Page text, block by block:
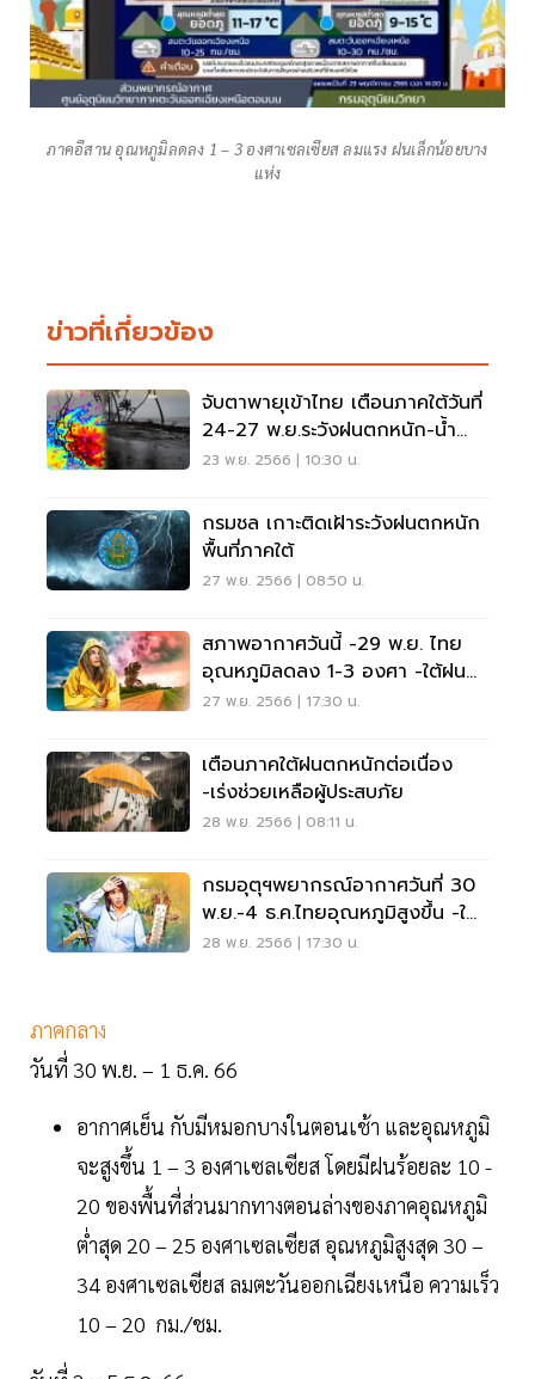
ภาคอีสาน อุณหภูมิลดลง 1 – 3 องศาเซลเซียส ลมแรง ฝนเล็กน้อยบาง
แห่ง
ข่าวที่เกี่ยวข้อง
จับตาพายุเข้าไทย เตือนภาคใต้วันที่
24-27 พ.ย.ระวังฝนตกหนัก-น้ำ
ท่วม
23 พ.ย. 2566 | 10:30 น.
กรมชล เกาะติดเฝ้าระวังฝนตกหนัก
พื้นที่ภาคใต้
27 พ.ย. 2566 | 08:50 น.
สภาพอากาศวันนี้ -29 พ.ย. ไทย
อุณหภูมิลดลง 1-3 องศา -ใต้ฝน
ตกหนัก
27 พ.ย. 2566 | 17:30 น.
เตือนภาคใต้ฝนตกหนักต่อเนื่อง
-เร่งช่วยเหลือผู้ประสบภัย
28 พ.ย. 2566 | 08:11 น.
กรมอุตุฯพยากรณ์อากาศวันที่ 30
พ.ย.-4 ธ.ค.ไทยอุณหภูมิสูงขึ้น -ใต้
ฝนตกหนัก
28 พ.ย. 2566 | 17:30 น.
ภาคกลาง
วันที่ 30 พ.ย. – 1 ธ.ค. 66
อากาศเย็น กับมีหมอกบางในตอนเช้า และอุณหภูมิ
จะสูงขึ้น 1 – 3 องศาเซลเซียส โดยมีฝนร้อยละ 10 -
20 ของพื้นที่ส่วนมากทางตอนล่างของภาคอุณหภูมิ
ต่ำสุด 20 – 25 องศาเซลเซียส อุณหภูมิสูงสุด 30 –
34 องศาเซลเซียส ลมตะวันออกเฉียงเหนือ ความเร็ว
10 – 20 กม./ชม.